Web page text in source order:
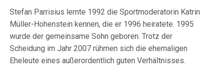
Stefan Parrisius lernte 1992 die Sportmoderatorin Katrin
Müller-Hohenstein kennen, die er 1996 heiratete. 1995
wurde der gemeinsame Sohn geboren. Trotz der
Scheidung im Jahr 2007 rühmen sich die ehemaligen
Eheleute eines außerordentlich guten Verhältnisses.